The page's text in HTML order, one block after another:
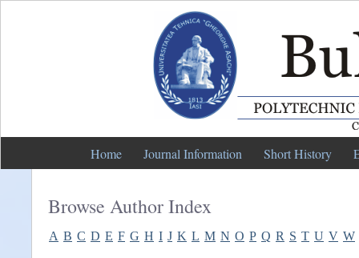
Home Journal Information Short History
Browse Author Index
A B C D E F G H I J K L M N O P Q R S T U V W